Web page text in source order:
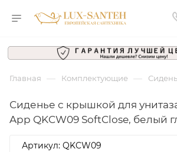
Главная — Комплектующие —
Сиденье с крышкой для
App QKCW09 SoftClose, белый
Артикул: QKCW09